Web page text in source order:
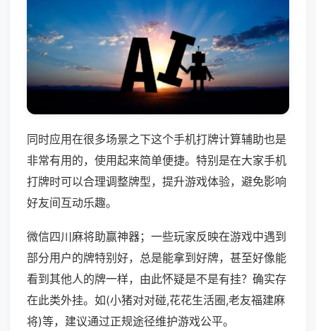
同时应用在很多场景之下这个手机打牌计算辅助也是
非常有用的，使用起来简单便捷。特别是在大家手机
打牌时可以合理调整牌型，提升游戏体验，避免影响
好友间互动乐趣。
微信四川麻将助赢神器；一些玩家反映在游戏中遇到
部分用户的牌特别好，总是能拿到好牌，甚至好像能
看到其他人的牌一样，由此怀疑是不是有挂？确实存
在此类外挂。如(小猪对对碰,花花生活圈,老友福建麻
将)等，建议通过正规途径维护游戏公平。